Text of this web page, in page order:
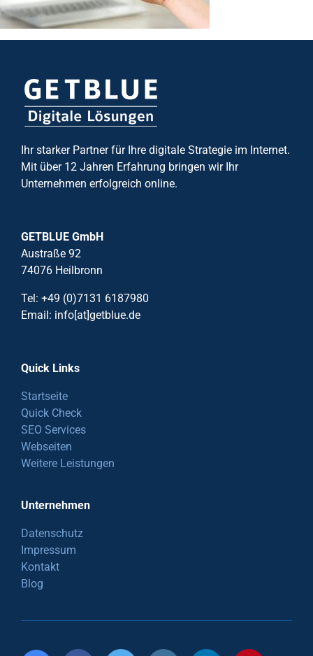
Ihr starker Partner für Ihre digitale Strategie im Internet.
Mit über 12 Jahren Erfahrung bringen wir Ihr
Unternehmen erfolgreich online.
GETBLUE GmbH
Austraße 92
74076 Heilbronn
Tel: +49 (0)7131 6187980
Email: info[at]getblue.de
Quick Links
Startseite
Quick Check
SEO Services
Webseiten
Weitere Leistungen
Unternehmen
Datenschutz
Impressum
Kontakt
Blog